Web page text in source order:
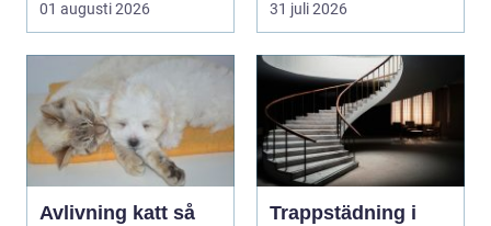
01 augusti 2026 31 juli 2026
Avlivning katt så
Trappstädning i